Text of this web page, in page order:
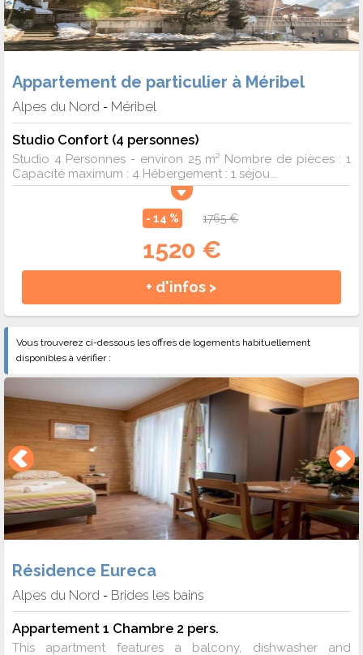
Appartement de particulier à Méribel
Alpes du Nord - Méribel
Studio Confort (4 personnes)
Studio 4 Personnes - environ 25 m² Nombre de pièces : 1
Capacité maximum : 4 Hébergement : 1 séjou...
- 14 % 1765 €
1520 €
+ d'infos >
Vous trouverez ci-dessous les offres de logements habituellement
disponibles à vérifier :
Résidence Eureca
Alpes du Nord - Brides les bains
Appartement 1 Chambre 2 pers.
This apartment features a balcony, dishwasher and